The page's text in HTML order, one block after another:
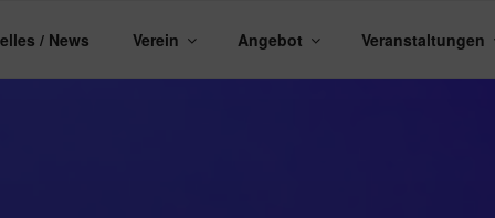
/ News Verein Angebot Veranstaltungen